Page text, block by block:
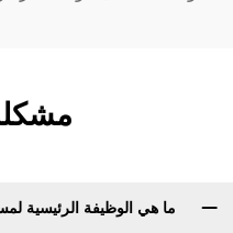
مشكلة
ما هي الوظيفة الرئيسية لمساحة